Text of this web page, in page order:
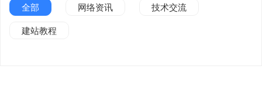
全部 网络资讯 技术交流
建站教程